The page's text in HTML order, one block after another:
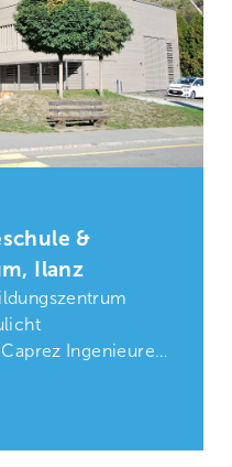
&
Ilanz
Ingenieure
und